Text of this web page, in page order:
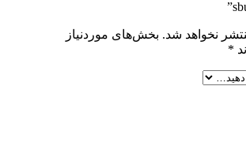
نخواهد شد. بخش‌های موردنیاز
*